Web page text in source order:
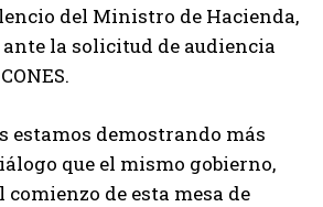
del Ministro de Hacienda,
la solicitud de audiencia
estamos demostrando más
que el mismo gobierno,
de esta mesa de